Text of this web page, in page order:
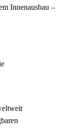
Innenausbau –